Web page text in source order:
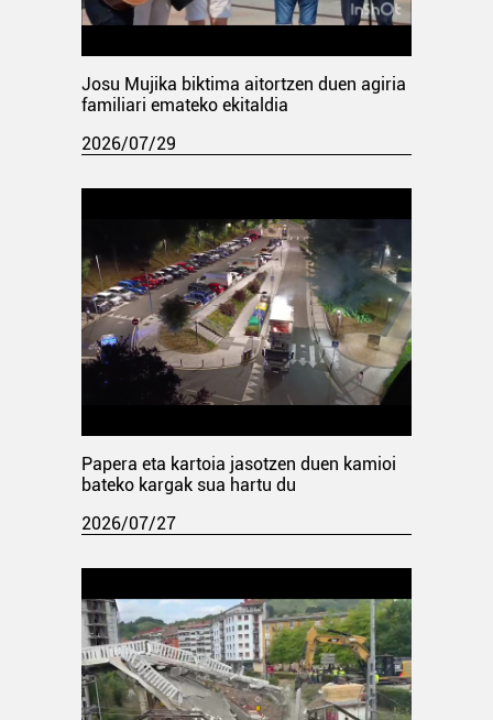
Josu Mujika biktima aitortzen duen agiria
familiari emateko ekitaldia
2026/07/29
Papera eta kartoia jasotzen duen kamioi
bateko kargak sua hartu du
2026/07/27